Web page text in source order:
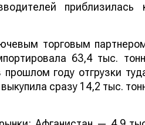
приблизилась
торговым
63,4 тыс.
году отгрузки
сразу 14,2 тыс.